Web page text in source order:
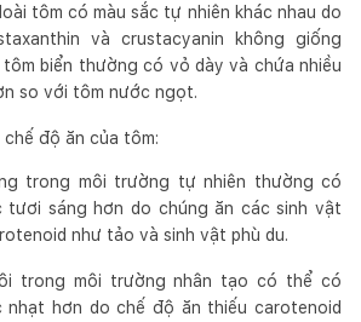
tôm có màu sắc tự nhiên khác nhau do
và crustacyanin không giống
tôm biển thường có vỏ dày và chứa nhiều
so với tôm nước ngọt.
độ ăn của tôm:
trong môi trường tự nhiên thường có
tươi sáng hơn do chúng ăn các sinh vật
như tảo và sinh vật phù du.
trong môi trường nhân tạo có thể có
nhạt hơn do chế độ ăn thiếu carotenoid